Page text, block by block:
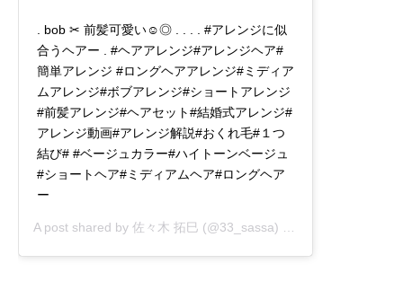
. bob ✂︎ 前髪可愛い☺︎◎ . . . . #アレンジに似
合うヘアー . #ヘアアレンジ#アレンジヘア#
簡単アレンジ #ロングヘアアレンジ#ミディア
ムアレンジ#ボブアレンジ#ショートアレンジ
#前髪アレンジ#ヘアセット#結婚式アレンジ#
アレンジ動画#アレンジ解説#おくれ毛#１つ
結び# #ベージュカラー#ハイトーンベージュ
#ショートヘア#ミディアムヘア#ロングヘア
ー
A post shared by 佐々木 拓巳 (@33_sassa) on